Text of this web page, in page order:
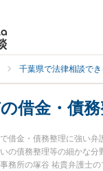
千葉県で法律相談で
借金・債
借金・債務整理に強い
の債務整理等の細かな分
務所の塚谷 祐貴弁護士